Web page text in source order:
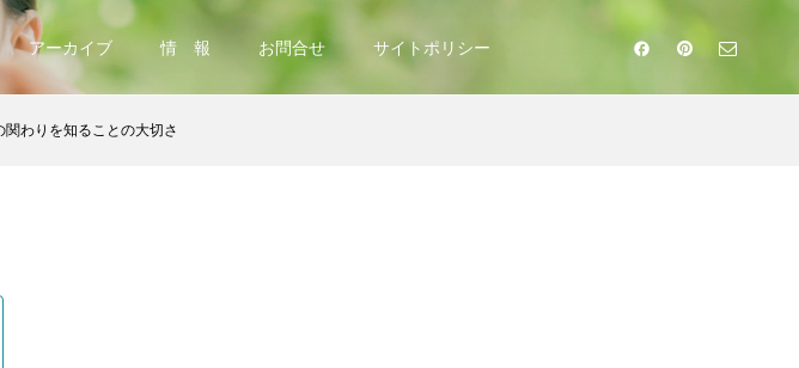
アーカイブ 情 報 お問合せ サイトポリシー
関わりを知ることの大切さ